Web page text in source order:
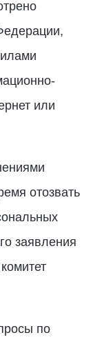
или
отозвать
заявления
по